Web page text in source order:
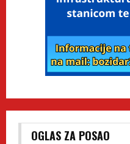
OGLAS ZA POSAO